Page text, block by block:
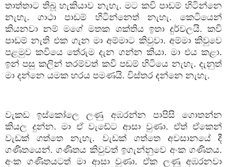
තාත්තාට තිබූ හැකියාව නැහැ. මට කවි පාඩම් හිටින්නෙ
නැහැ. ගාථා පාඩම් හිටින්නෙත් නැහැ. කෙටියෙන්
කියනවා නම් මගේ මතක ශක්තිය ඉතා දුර්වලයි. කවි
පාඩම් නැති එක ගැන මා අම්මාට කිවුවා. අම්මා කිවුවෙ
පළමුව කවියෙ තේරුම දැන ගන්න කියා. මා එය කළා.
ඉන් පසු කලින් තරම්වත් කවි පඩම් හිටියෙ නැහැ. දැනුත්
මා දන්නෙ යමක හරය පමණයි. විස්තර දන්නෙ නැහැ.
වැකඩ ඉස්කෝලෙ ලණු අඹරන්න පාපිසි ගොතන්න
කියල දුන්න. මා ඒ වැඩේට ආසා වුණා. ඒත් ඒකෙන්
වැඩක් ගත්තෙ නැහැ. වැඩක් ගත්තෙ අවසානයේ දී
ගණිතයෙන්. ගණිතය කිවුවත් ඉගැන්නුවෙ අංක ගණිතය.
අංක ගණිතයටත් මා ආසා වුණා. ඒක ලණු අඹරනවා